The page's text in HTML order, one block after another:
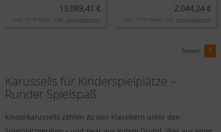
13.089,41 €
inkl. 19 % MwSt. zzgl. Versandkosten
2.044,24 €
inkl. 19 % MwSt. zzgl. Versandkosten
Seiten: 1
Karussells für Kinderspielplätze –
Runder Spielspaß
Kinderkarussells zählen zu den Klassikern unter den